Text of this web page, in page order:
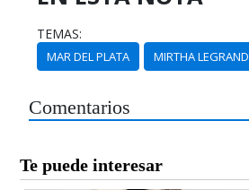
TEMAS:
MAR DEL PLATA MIRTHA LEGRAND
Comentarios